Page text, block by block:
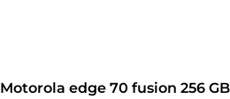
Motorola edge 70 fusion 256